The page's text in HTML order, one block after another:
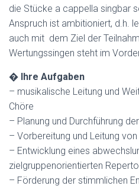
die Stücke a cappella singbar
Anspruch ist ambitioniert, d.h.
auch mit dem Ziel der
Wertungssingen steht im
� Ihre Aufgaben
– musikalische Leitung und
Chöre
– Planung und Durchführung
– Vorbereitung und Leitung
– Entwicklung eines
zielgruppenorientierten
– Förderung der stimmlichen